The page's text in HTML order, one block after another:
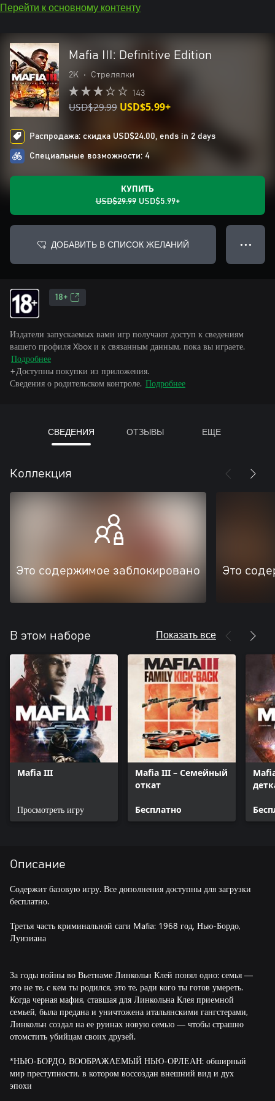
Перейти к основному контенту
Mafia III: Definitive Edition
2K • Стрелялки
143
USD$29.99 USD$5.99+
Распродажа: скидка USD$24.00, ends in 2 days
Специальные возможности: 4
КУПИТЬ
USD$29.99 USD$5.99+
ДОБАВИТЬ В СПИСОК ЖЕЛАНИЙ ● ● ●
18+
Издатели запускаемых вами игр получают доступ к сведениям
вашего профиля Xbox и к связанным данным, пока вы играете.
Подробнее
+Доступны покупки из приложения.
Сведения о родительском контроле. Подробнее
СВЕДЕНИЯ ОТЗЫВЫ ЕЩЕ
Коллекция
Это содержимое заблокировано Это
В этом наборе Показать все
Mafia III
Просмотреть игру
Mafia III – Семейный
откат
Бесплатно
Описание
Содержит базовую игру. Все дополнения доступны для загрузки
бесплатно.
Третья часть криминальной саги Mafia: 1968 год, Нью-Бордо,
Луизиана
За годы войны во Вьетнаме Линкольн Клей понял одно: семья —
это не те, с кем ты родился, это те, ради кого ты готов умереть.
Когда черная мафия, ставшая для Линкольна Клея приемной
семьей, была предана и уничтожена итальянскими гангстерами,
Линкольн создал на ее руинах новую семью — чтобы страшно
отомстить убийцам своих друзей.
*НЬЮ-БОРДО, ВООБРАЖАЕМЫЙ НЬЮ-ОРЛЕАН: обширный
мир преступности, в котором воссоздан внешний вид и дух
эпохи